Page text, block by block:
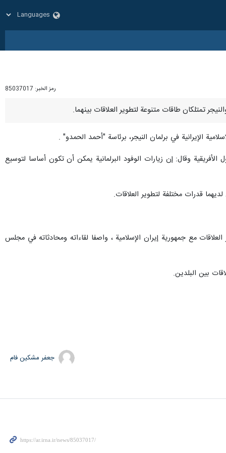
رمز الخبر: 85037017
الإيرانية في برلمان النيجر، برئاسة "أحمد الحمدو" .
وقال: إن زيارات الوفود البرلمانية يمكن أن تكون أساسا لتوسيع
قدرات مختلفة لتطوير العلاقات.
مع جمهورية إيران الإسلامية ، واصفا لقاءاته ومحادثاته في مجلس
بين البلدين.
جعفر مشکین فام